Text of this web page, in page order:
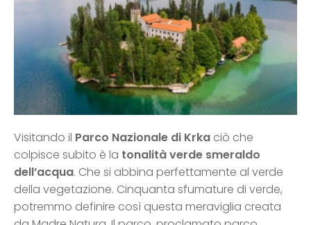
Visitando il Parco Nazionale di Krka ciò che
colpisce subito è la tonalità verde smeraldo
dell’acqua. Che si abbina perfettamente al verde
della vegetazione. Cinquanta sfumature di verde,
potremmo definire così questa meraviglia creata